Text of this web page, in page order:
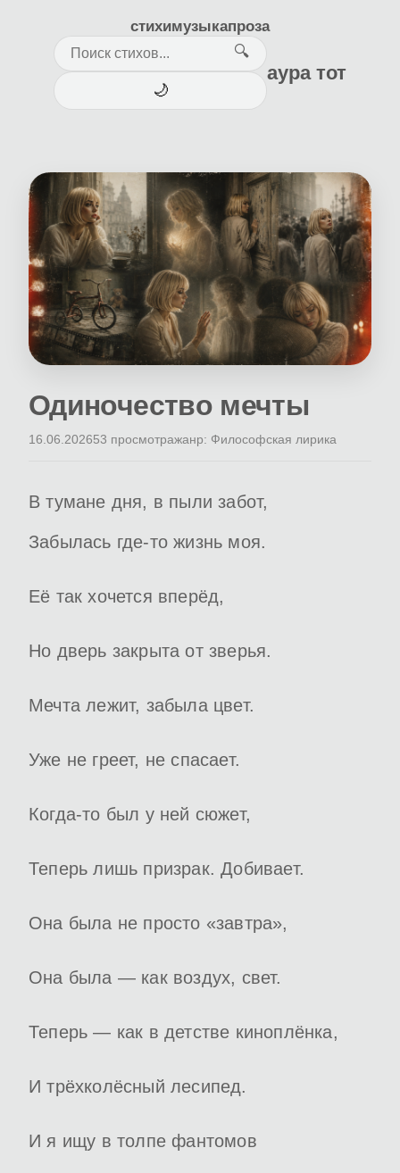
стихимузыкапроза
🔍
🌙
аура тот
Одиночество мечты
16.06.202653 просмотражанр: Философская лирика
В тумане дня, в пыли забот,
Забылась где-то жизнь моя.
Её так хочется вперёд,
Но дверь закрыта от зверья.
Мечта лежит, забыла цвет.
Уже не греет, не спасает.
Когда-то был у ней сюжет,
Теперь лишь призрак. Добивает.
Она была не просто «завтра»,
Она была — как воздух, свет.
Теперь — как в детстве киноплёнка,
И трёхколёсный лесипед.
И я ищу в толпе фантомов